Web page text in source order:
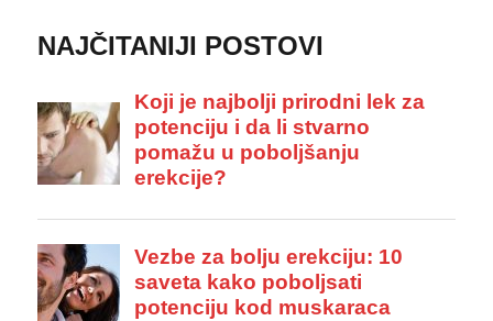
NAJČITANIJI POSTOVI